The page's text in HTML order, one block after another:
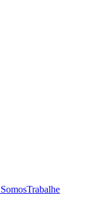
Trabalhe